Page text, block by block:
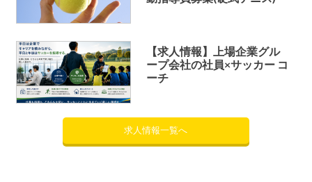
【求人情報】上場企業グル
ープ会社の社員×サッカー コ
ーチ
求人情報一覧へ